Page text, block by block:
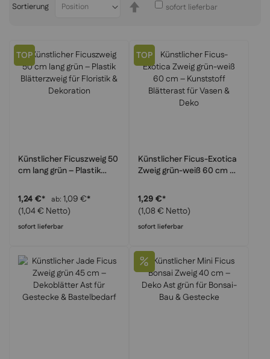
Sortierung
absteigender
sofort lieferbar
TOP
Künstlicher Ficuszweig 50
cm lang grün – Plastik
Dekoration
1,24 €* ab 1,09 €*
(1,04 € Netto)
sofort lieferbar
TOP
Künstlicher Ficus-Exotica
Zweig grün-weiß 60 cm –
Vasen & Deko
1,29 €*
(1,08 € Netto)
sofort lieferbar